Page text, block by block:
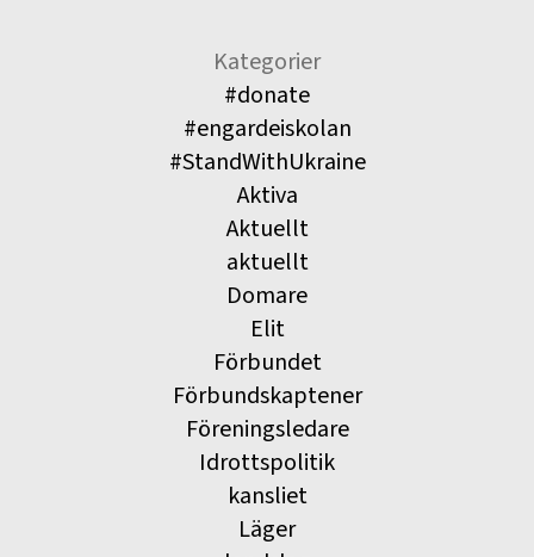
Kategorier
#donate
#engardeiskolan
#StandWithUkraine
Aktiva
Aktuellt
aktuellt
Domare
Elit
Förbundet
Förbundskaptener
Föreningsledare
Idrottspolitik
kansliet
Läger